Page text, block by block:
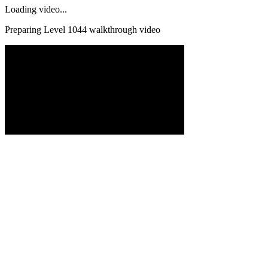
Loading video...
Preparing Level 1044 walkthrough video